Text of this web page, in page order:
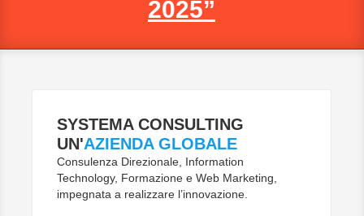
2025”
SYSTEMA CONSULTING
UN'AZIENDA GLOBALE
Consulenza Direzionale, Information
Technology, Formazione e Web Marketing,
impegnata a realizzare l’innovazione.